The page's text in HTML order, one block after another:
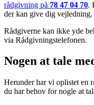
rådgivning på 78 47 04 70.
der kan give dig vejledning.
Rådgiverne kan ikke yde
via Rådgivningstelefonen.
Nogen at tale
Herunder har vi oplistet en
du har behov for nogle at